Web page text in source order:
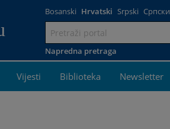
sadržaj
Bosanski Hrvatski Srpski Српски
Napredna pretraga
Vijesti Biblioteka Newsletter